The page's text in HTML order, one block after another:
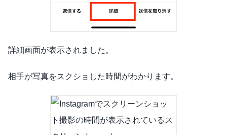
詳細画面が表示されました。
相手が写真をスクショした時間がわかります。